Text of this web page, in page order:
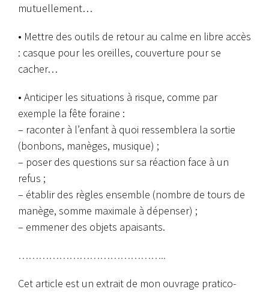
mutuellement…
• Mettre des outils de retour au calme en libre accès
: casque pour les oreilles, couverture pour se
cacher…
• Anticiper les situations à risque, comme par
exemple la fête foraine :
– raconter à l’enfant à quoi ressemblera la sortie
(bonbons, manèges, musique) ;
– poser des questions sur sa réaction face à un
refus ;
– établir des règles ensemble (nombre de tours de
manège, somme maximale à dépenser) ;
– emmener des objets apaisants.
……………………………………..
Cet article est un extrait de mon ouvrage pratico-